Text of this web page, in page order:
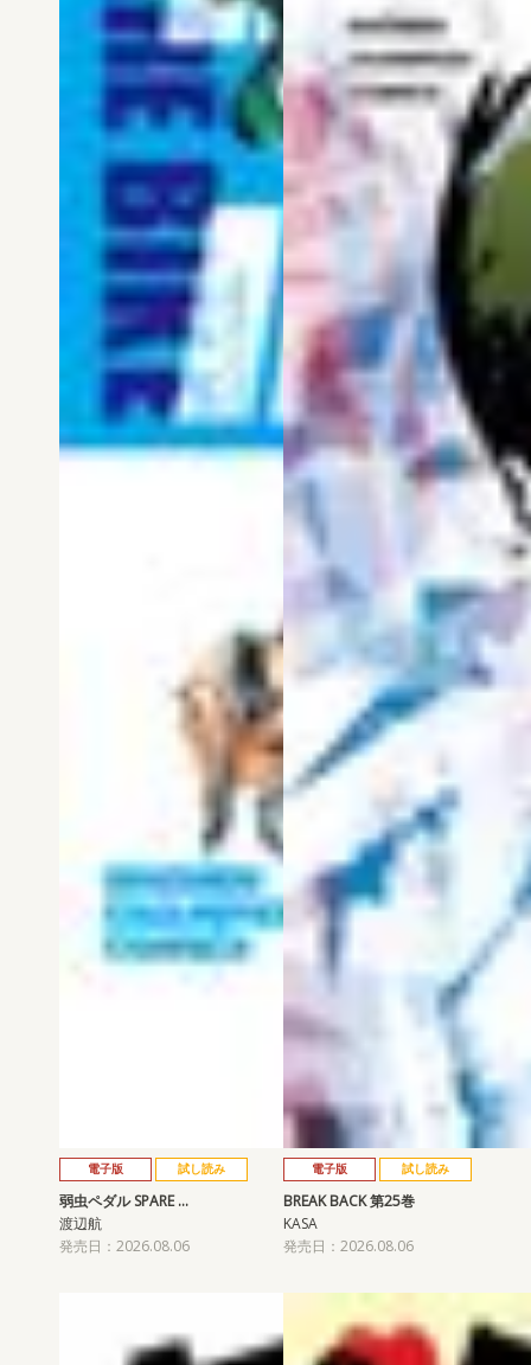
電子版 試し読み
弱虫ペダル SPARE …
渡辺航
発売日：2026.08.06
電子版 試し読み
BREAK BACK 第25巻
KASA
発売日：2026.08.06